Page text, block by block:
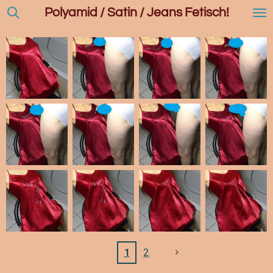
Zum
springen
Polyamid / Satin / Jeans Fetisch!
1 2